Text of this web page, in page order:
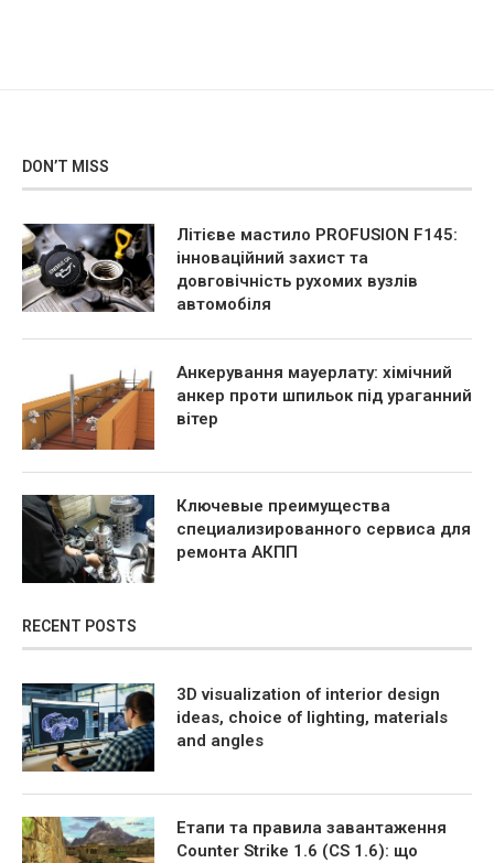
DON’T MISS
Літієве мастило PROFUSION F145:
інноваційний захист та
довговічність рухомих вузлів
автомобіля
Анкерування мауерлату: хімічний
анкер проти шпильок під ураганний
вітер
Ключевые преимущества
специализированного сервиса для
ремонта АКПП
RECENT POSTS
3D visualization of interior design
ideas, choice of lighting, materials
and angles
Етапи та правила завантаження
Counter Strike 1.6 (CS 1.6): що